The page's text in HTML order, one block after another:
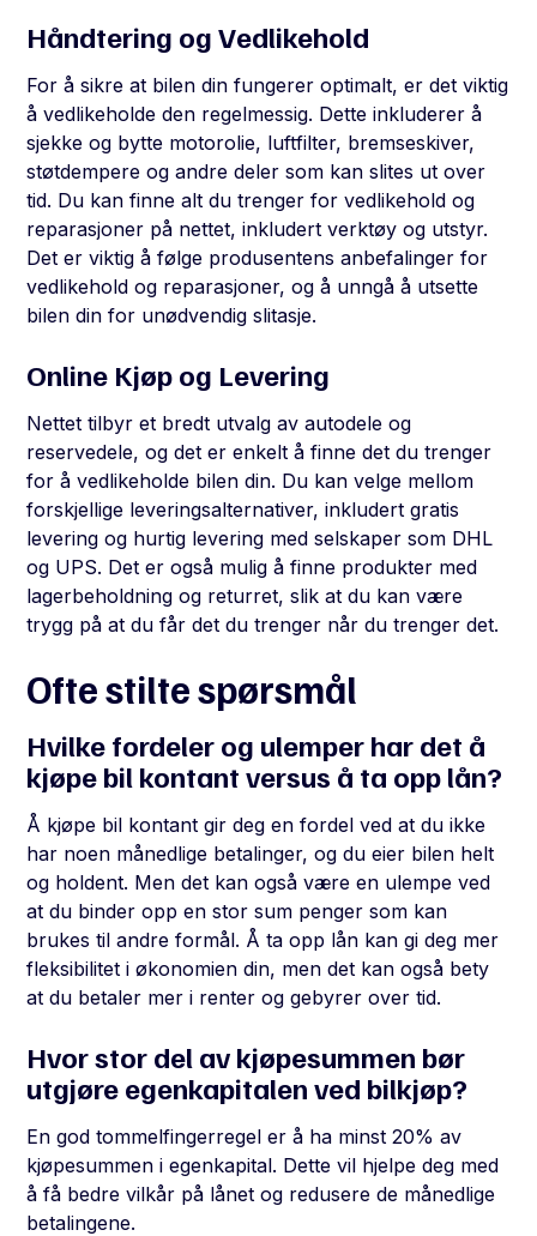
Håndtering og Vedlikehold
For å sikre at bilen din fungerer optimalt, er det viktig
å vedlikeholde den regelmessig. Dette inkluderer å
sjekke og bytte motorolie, luftfilter, bremseskiver,
støtdempere og andre deler som kan slites ut over
tid. Du kan finne alt du trenger for vedlikehold og
reparasjoner på nettet, inkludert verktøy og utstyr.
Det er viktig å følge produsentens anbefalinger for
vedlikehold og reparasjoner, og å unngå å utsette
bilen din for unødvendig slitasje.
Online Kjøp og Levering
Nettet tilbyr et bredt utvalg av autodele og
reservedele, og det er enkelt å finne det du trenger
for å vedlikeholde bilen din. Du kan velge mellom
forskjellige leveringsalternativer, inkludert gratis
levering og hurtig levering med selskaper som DHL
og UPS. Det er også mulig å finne produkter med
lagerbeholdning og returret, slik at du kan være
trygg på at du får det du trenger når du trenger det.
Ofte stilte spørsmål
Hvilke fordeler og ulemper har det å
kjøpe bil kontant versus å ta opp lån?
Å kjøpe bil kontant gir deg en fordel ved at du ikke
har noen månedlige betalinger, og du eier bilen helt
og holdent. Men det kan også være en ulempe ved
at du binder opp en stor sum penger som kan
brukes til andre formål. Å ta opp lån kan gi deg mer
fleksibilitet i økonomien din, men det kan også bety
at du betaler mer i renter og gebyrer over tid.
Hvor stor del av kjøpesummen bør
utgjøre egenkapitalen ved bilkjøp?
En god tommelfingerregel er å ha minst 20% av
kjøpesummen i egenkapital. Dette vil hjelpe deg med
å få bedre vilkår på lånet og redusere de månedlige
betalingene.